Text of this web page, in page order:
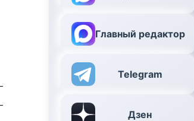
Главный редактор
Telegram
Дзен